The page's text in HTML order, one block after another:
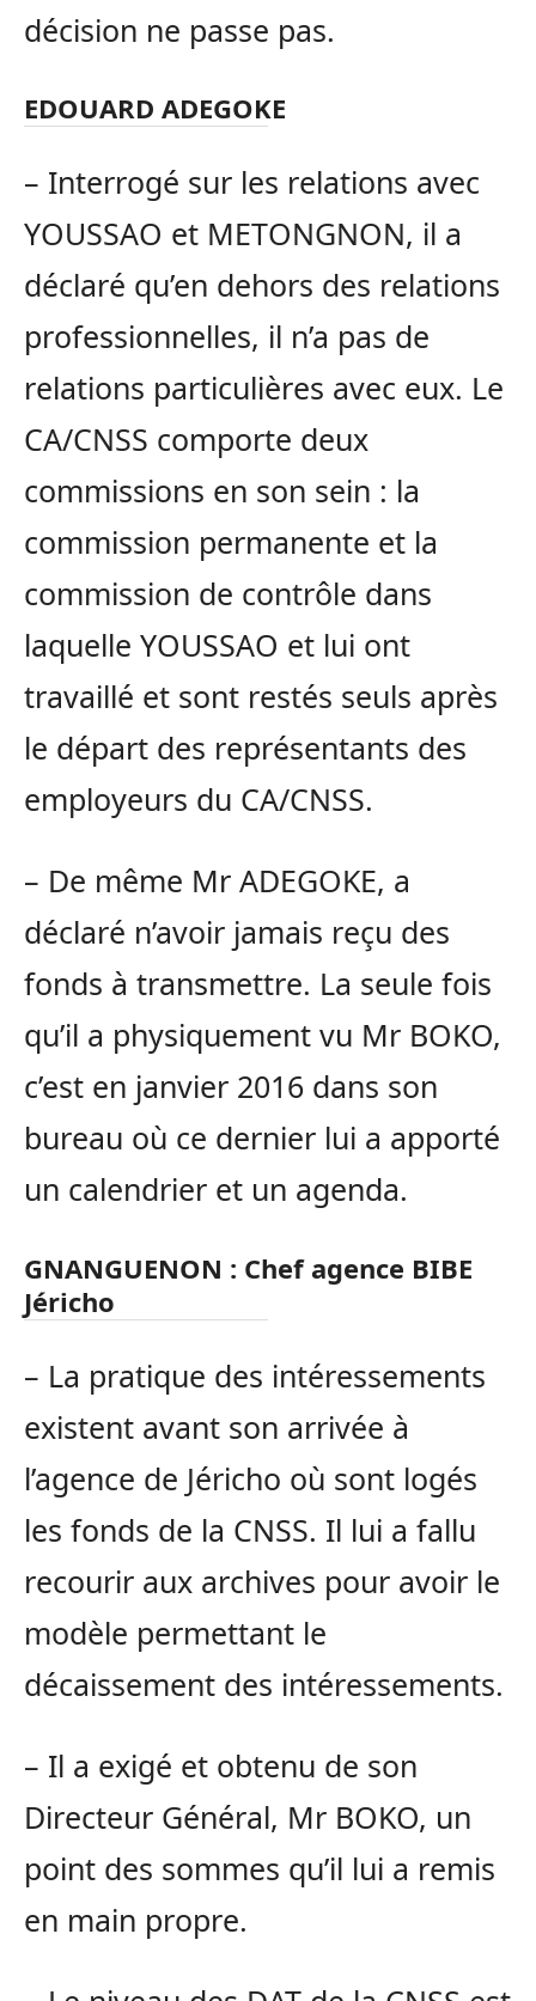
décision ne passe pas.
EDOUARD ADEGOKE
– Interrogé sur les relations avec
YOUSSAO et METONGNON, il a
déclaré qu’en dehors des relations
professionnelles, il n’a pas de
relations particulières avec eux. Le
CA/CNSS comporte deux
commissions en son sein : la
commission permanente et la
commission de contrôle dans
laquelle YOUSSAO et lui ont
travaillé et sont restés seuls après
le départ des représentants des
employeurs du CA/CNSS.
– De même Mr ADEGOKE, a
déclaré n’avoir jamais reçu des
fonds à transmettre. La seule fois
qu’il a physiquement vu Mr BOKO,
c’est en janvier 2016 dans son
bureau où ce dernier lui a apporté
un calendrier et un agenda.
GNANGUENON : Chef agence BIBE
Jéricho
– La pratique des intéressements
existent avant son arrivée à
l’agence de Jéricho où sont logés
les fonds de la CNSS. Il lui a fallu
recourir aux archives pour avoir le
modèle permettant le
décaissement des intéressements.
– Il a exigé et obtenu de son
Directeur Général, Mr BOKO, un
point des sommes qu’il lui a remis
en main propre.